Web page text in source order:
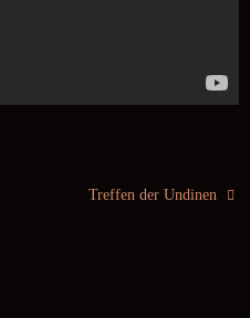
Treffen der Undinen